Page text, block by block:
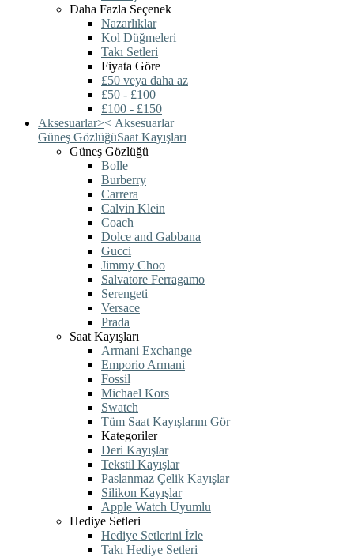
Daha Fazla Seçenek
Nazarlıklar
Kol Düğmeleri
Takı Setleri
Fiyata Göre
£50 veya daha az
£50 - £100
£100 - £150
Aksesuarlar>< Aksesuarlar
Güneş GözlüğüSaat Kayışları
Güneş Gözlüğü
Bolle
Burberry
Carrera
Calvin Klein
Coach
Dolce and Gabbana
Gucci
Jimmy Choo
Salvatore Ferragamo
Serengeti
Versace
Prada
Saat Kayışları
Armani Exchange
Emporio Armani
Fossil
Michael Kors
Swatch
Tüm Saat Kayışlarını Gör
Kategoriler
Deri Kayışlar
Tekstil Kayışlar
Paslanmaz Çelik Kayışlar
Silikon Kayışlar
Apple Watch Uyumlu
Hediye Setleri
Hediye Setlerini İzle
Takı Hediye Setleri